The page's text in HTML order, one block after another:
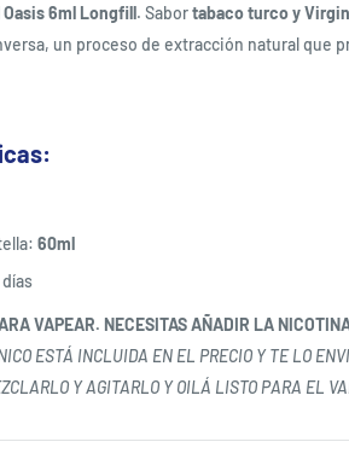
6ml Longfill. Sabortabaco turco y
un proceso de extracción natural que
60ml
VAPEAR. NECESITAS AÑADIR LA
ESTÁ INCLUIDA EN EL PRECIO Y TE LO
Y AGITARLO Y OILÁ LISTO PARA EL